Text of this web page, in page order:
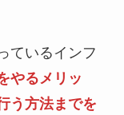
ているインフ
やるメリッ
う方法までを